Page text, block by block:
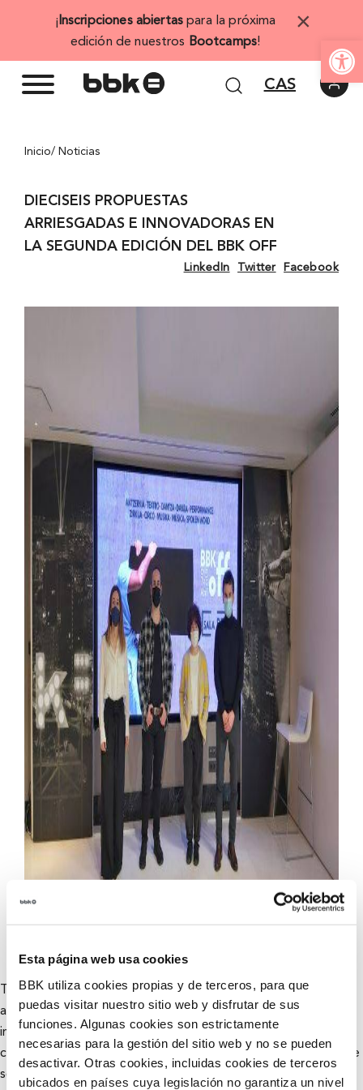
Abrir
Esta página web usa cookies
BBK utiliza cookies propias y de terceros, para que
puedas visitar nuestro sitio web y disfrutar de sus
funciones. Algunas cookies son estrictamente
necesarias para la gestión del sitio web y no se pueden
desactivar. Otras cookies, incluidas cookies de terceros
ubicados en países cuya legislación no garantiza un nivel
¡ Inscripciones abiertas para la próxima
edición de nuestros Bootcamps!
×
CAS
Inicio/ Noticias
DIECISEIS PROPUESTAS
ARRIESGADAS E INNOVADORAS EN
LA SEGUNDA EDICIÓN DEL BBK OFF
LinkedIn Twitter Facebook
Tras su éxito el pasado año, Sala BBK subirá el telón en abril
a las propuestas artísticas más arriesgadas, rompedoras e
innovadoras. La cita con estas producciones alejadas de los
circuitos convencionales se concentrará durante dos fines de
semana en la segunda edición del BBK OFF FESTIVAL, un